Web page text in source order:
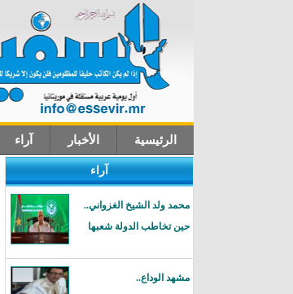
الرئيسية الأخبار آراء
آراء
محمد ولد الشيخ الغزواني..
حين تخاطب الدولة شعبها
مشهد الوداع..